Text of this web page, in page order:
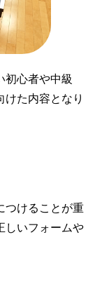
初心者や中級
た内容となり
つけることが重
しいフォームや